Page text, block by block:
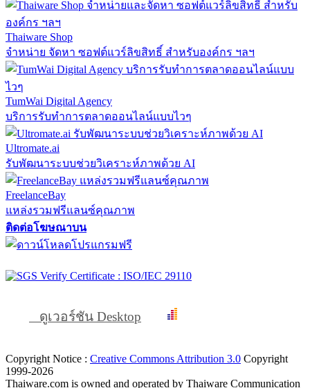
Thaiware Shop
จำหน่าย จัดหา ซอฟต์แวร์ลิขสิทธิ์ สำหรับองค์กร ฯลฯ
TumWai Digital Agency
บริการรับทำการตลาดออนไลน์แบบไวๆ
Ultromate.ai
รับพัฒนาระบบช่วยวิเคราะห์ภาพด้วย AI
FreelanceBay
แหล่งรวมฟรีแลนซ์คุณภาพ
ติดต่อโฆษณาบน
ดูเวอร์ชัน Desktop
Copyright Notice : Creative Commons Attribution 3.0 Copyright
1999-2026
Thaiware.com is owned and operated by Thaiware Communication